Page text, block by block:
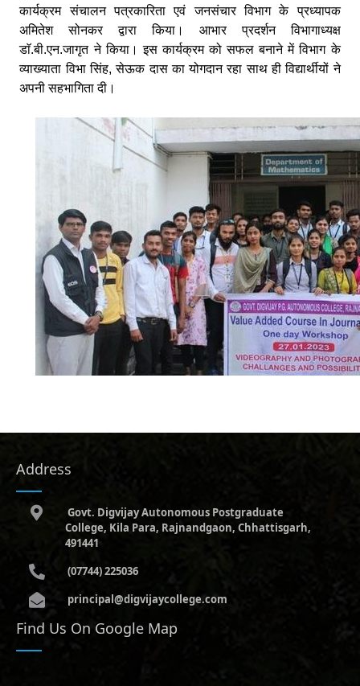
कार्यक्रम संचालन पत्रकारिता एवं जनसंचार विभाग के प्रध्यापक
अमितेश सोनकर द्वारा किया। आभार प्रदर्शन विभागाध्यक्ष
डाॅ.बी.एन.जागृत ने किया। इस कार्यक्रम को सफल बनाने में विभाग के
व्याख्याता विभा सिंह, सेऊक दास का योगदान रहा साथ ही विद्यार्थीयों ने
अपनी सहभागिता दी।
Address
Govt. Digvijay Autonomous Postgraduate
College, Kila Para, Rajnandgaon, Chhattisgarh,
491441
(07744) 225036
principal@digvijaycollege.com
Find Us On Google Map